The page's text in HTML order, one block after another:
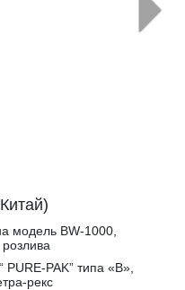
модель BW-1000,
PAK” типа «В»,
рекс